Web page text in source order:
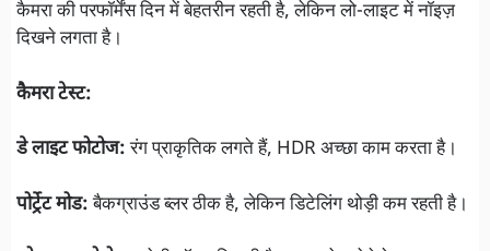
कैमरा की परफॉर्मेंस दिन में बेहतरीन रहती है, लेकिन लो-लाइट में नॉइज़
दिखने लगता है।
कैमरा टेस्ट:
डे लाइट फोटोज:रंग प्राकृतिक लगते हैं, HDR अच्छा काम करता है।
पोर्ट्रेट मोड:बैकग्राउंड ब्लर ठीक है, लेकिन डिटेलिंग थोड़ी कम रहती है।